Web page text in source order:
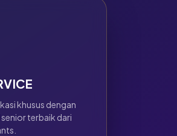
khusus dengan
terbaik dari